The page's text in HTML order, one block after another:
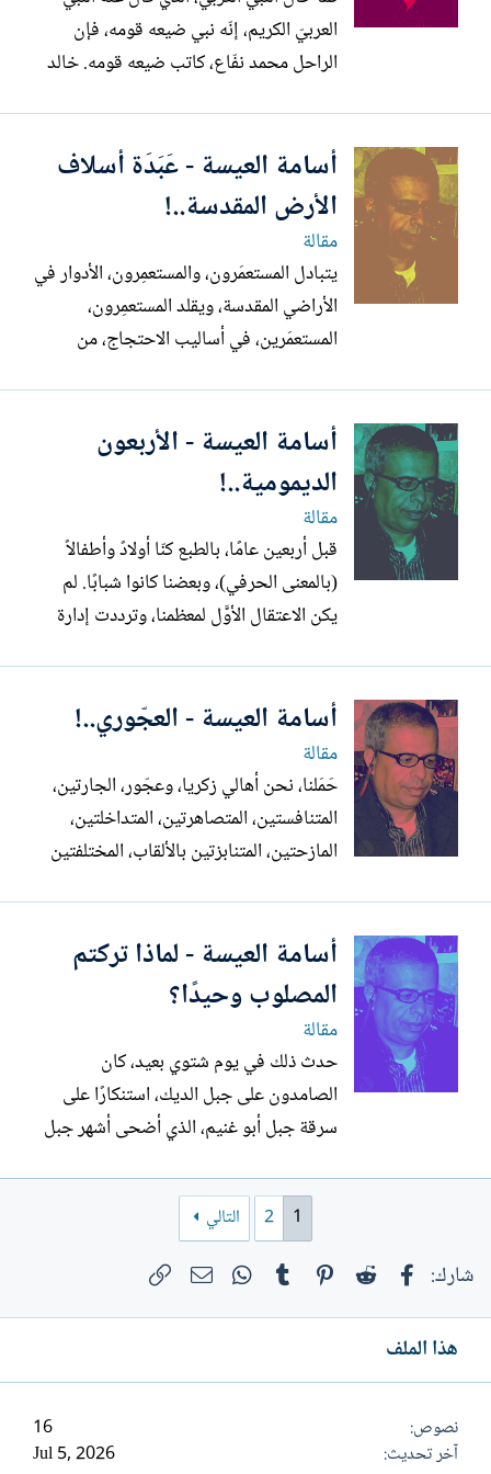
العربيّ الكريم، إنّه نبي ضيعه قومه، فإن
الراحل محمد نفّاع، كاتب ضيعه قومه. خالد
قومه، أن يأتوا إلى قبره، وينبشوه، وعلامة
ذلك رؤيتهم لأتان تنبش بجانب القبر، وحينها،
سيخرج...
أسامة العيسة - عَبَدَة أسلاف
الأرض المقدسة..!
مقالة
يتبادل المستعمَرون، والمستعمِرون، الأدوار في
الأراضي المقدسة، ويقلد المستعمِرون،
المستعمَرين، في أساليب الاحتجاج، من
توسعة شارع الستين الاستيطاني؛ مشروع
التوسع الاستراتيجي الاستيطاني، ما بين
القدس والخليل، لم يثر ردود...
أسامة العيسة - الأربعون
الديمومية..!
مقالة
قبل أربعين عامًا، بالطبع كنّا أولادً وأطفالاً
(بالمعنى الحرفي)، وبعضنا كانوا شبابًا. لم
يكن الاعتقال الأوَّل لمعظمنا، وترددت إدارة
ليس أكبر قليلاً. اعتقلنا احترازيًا، بدون أيّة
تهم، فقط الشك بأنّنا يمكن أن نفعل شيئًا.
ارتكب...
أسامة العيسة - العجّوري..!
مقالة
حَمَلنا، نحن أهالي زكريا، وعجّور، الجارتين،
المتنافستين، المتصاهرتين، المتداخلتين،
المازحتين، المتنابزتين بالألقاب، المختلفتين
يتلقى شذرات تلك الحكايات، وتنمو معه،
وتعش، وتتطور، وتزداد طرافةً، وحنوًا،
وشوقًا،...
أسامة العيسة - لماذا تركتم
المصلوب وحيدًا؟
مقالة
حدث ذلك في يوم شتوي بعيد، كان
الصامدون على جبل الديك، استنكارًا على
سرقة جبل أبو غنيم، الذي أضحى أشهر جبل
يحدث هذه الأيام في جبل صبيح)، لإحداث
أكبر أثر، خصوصًا مع الاهتمام الكبير من
وسائل الإعلام العالمية بالجبل. بحضور رجال
دين مسيحيين، بأزيائهم الكهنوتية،...
1
2 التالي
شارك: فيسبوك Reddit
Pinterest
Tumblr
WhatsAppالبريد الإلكتروني
هذا الملف
نصوص
16
آخر تحديث
Jul 5, 2026